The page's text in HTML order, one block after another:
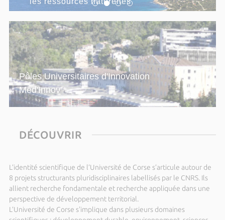
Hot Topics in Modern Cosmology - SW18
Du lundi 14 septembre 2026 au vendredi 18
septembre 2026
2026-T3 Operator Algebras:
Approximation, Rigidity and Dynamics
Dimanche 20 septembre 2026 de 14h00 à 15h00
Parc Galea – Entretien public avec
François Santoni
Patrice Terramorsi
octobre 2026
CohereX 2026 School - Science with
coherent x-rays at synchrotrons and
XFEL sources
Dimanche 04 octobre 2026 de 14h00 à 15h00
Pôles Universitaires d'Innovation
Med'Innov'
DÉCOUVRIR
L’identité scientifique de l’Université de Corse s’articule autour de
8 projets structurants pluridisciplinaires labellisés par le CNRS. Ils
allient recherche fondamentale et recherche appliquée dans une
perspective de développement territorial.
L’Université de Corse s'implique dans plusieurs domaines